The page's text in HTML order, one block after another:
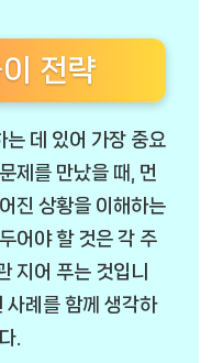
전략
는 데 있어 가장 중요
제를 만났을 때, 먼
진 상황을 이해하는
어야 할 것은 각 주
지어 푸는 것입니
사례를 함께 생각하
.